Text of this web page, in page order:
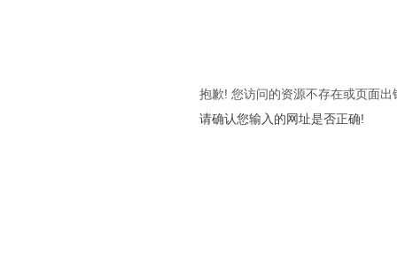
抱歉! 您访问的资源不存在或页面出
请确认您输入的网址是否正确!